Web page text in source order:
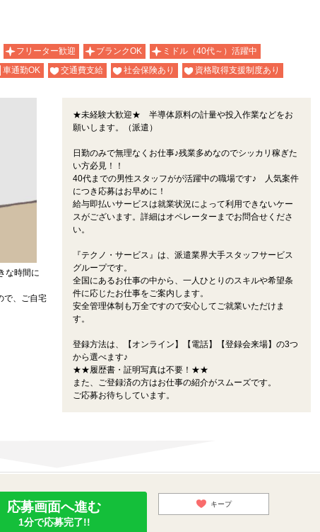
フリーター歓迎 ブランクOK
ミドル（40代～）活躍中
車通勤OK 交通費支給 社会保険あり 資格取得支援制度あり
な時間に
で、ご自宅
★未経験大歓迎★ 半導体原料の計量や投入作業などをお
願いします。（派遣）
日勤のみで無理なくお仕事♪残業多めなのでシッカリ稼ぎた
い方必見！！
40代までの男性スタッフがが活躍中の職場です♪ 人気案件
につき応募はお早めに！
給与即払いサービスは就業状況によって利用できないケー
スがございます。詳細はオペレーターまでお問合せくださ
い。
『テクノ・サービス』は、派遣業界大手スタッフサービス
グループです。
全国にあるお仕事の中から、一人ひとりのスキルや希望条
件に応じたお仕事をご案内します。
安全管理体制も万全ですので安心してご就業いただけま
す。
登録方法は、【オンライン】【電話】【登録会来場】の3つ
から選べます♪
★★履歴書・証明写真は不要！★★
また、ご登録済の方はお仕事の紹介がスムーズです。
ご応募お待ちしています。
応募画面へ進む
1分で応募完了!!
キープ